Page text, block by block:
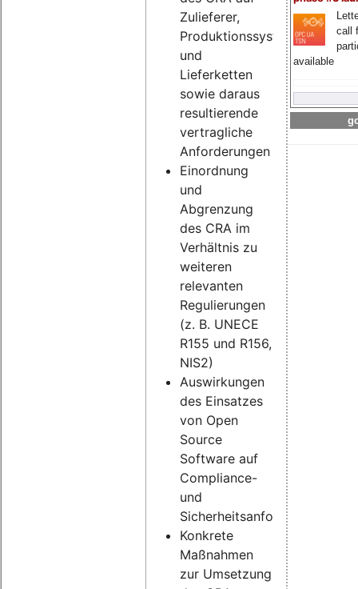
call
available
Zulieferer,
Produktionssysteme
und
Lieferketten
sowie daraus
resultierende
vertragliche
Anforderungen
Einordnung
und
Abgrenzung
des CRA im
Verhältnis zu
weiteren
relevanten
Regulierungen
(z. B. UNECE
R155 und R156,
NIS2)
Auswirkungen
des Einsatzes
von Open
Source
Software auf
Compliance-
und
Sicherheitsanforderungen
Konkrete
Maßnahmen
zur Umsetzung